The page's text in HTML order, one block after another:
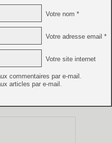
Votre nom *
Votre adresse email *
Votre site internet
commentaires par e-mail.
articles par e-mail.